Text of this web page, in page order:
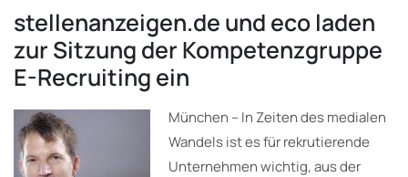
stellenanzeigen.de und eco laden
zur Sitzung der Kompetenzgruppe
E-Recruiting ein
München – In Zeiten des medialen
Wandels ist es für rekrutierende
Unternehmen wichtig, aus der